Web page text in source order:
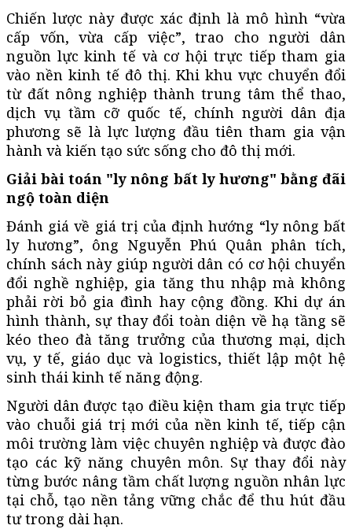
Chiến lược này được xác định là mô hình “vừa
cấp vốn, vừa cấp việc”, trao cho người dân
nguồn lực kinh tế và cơ hội trực tiếp tham gia
vào nền kinh tế đô thị. Khi khu vực chuyển đổi
từ đất nông nghiệp thành trung tâm thể thao,
dịch vụ tầm cỡ quốc tế, chính người dân địa
phương sẽ là lực lượng đầu tiên tham gia vận
hành và kiến tạo sức sống cho đô thị mới.
Giải bài toán "ly nông bất ly hương" bằng đãi
ngộ toàn diện
Đánh giá về giá trị của định hướng “ly nông bất
ly hương”, ông Nguyễn Phú Quân phân tích,
chính sách này giúp người dân có cơ hội chuyển
đổi nghề nghiệp, gia tăng thu nhập mà không
phải rời bỏ gia đình hay cộng đồng. Khi dự án
hình thành, sự thay đổi toàn diện về hạ tầng sẽ
kéo theo đà tăng trưởng của thương mại, dịch
vụ, y tế, giáo dục và logistics, thiết lập một hệ
sinh thái kinh tế năng động.
Người dân được tạo điều kiện tham gia trực tiếp
vào chuỗi giá trị mới của nền kinh tế, tiếp cận
môi trường làm việc chuyên nghiệp và được đào
tạo các kỹ năng chuyên môn. Sự thay đổi này
từng bước nâng tầm chất lượng nguồn nhân lực
tại chỗ, tạo nền tảng vững chắc để thu hút đầu
tư trong dài hạn.